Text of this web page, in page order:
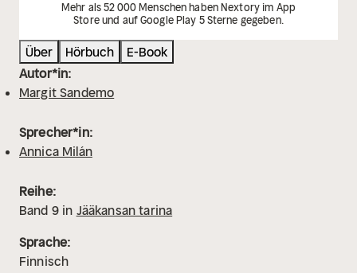
Mehr als 52 000 Menschen haben Nextory im App
Store und auf Google Play 5 Sterne gegeben.
Über Hörbuch
E-Book
Autor*in:
Margit Sandemo
Sprecher*in:
Annica Milán
Reihe:
Band 9in Jääkansan tarina
Sprache:
Finnisch